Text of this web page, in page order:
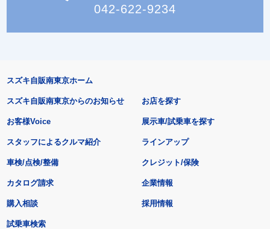
042-622-9234
スズキ自販南東京ホーム
スズキ自販南東京からのお知らせ
お客様Voice
スタッフによるクルマ紹介
お店を探す
展示車/試乗車を探す
ラインアップ
車検/点検/整備 クレジット/保険
カタログ請求
購入相談
試乗車検索
企業情報
採用情報